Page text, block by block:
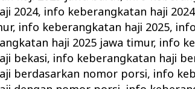
2024, info keberangkatan haji
, info keberangkatan haji 2025,
haji 2025 jawa timur, info
bekasi, info keberangkatan haji
berdasarkan nomor porsi, info